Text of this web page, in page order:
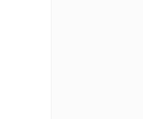
این رشته ها رابطه مستقیم با
بگیرید: